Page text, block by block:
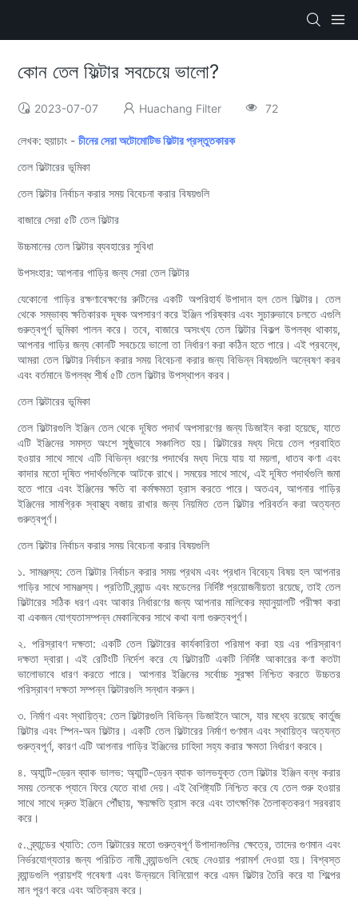
কোন তেল ফিল্টার সবচেয়ে ভালো?
2023-07-07 Huachang Filter 72
লেখক: হুয়াচাং -চীনের সেরা অটোমোটিভ ফিল্টার প্রস্তুতকারক
তেল ফিল্টারের ভূমিকা
তেল ফিল্টার নির্বাচন করার সময় বিবেচনা করার বিষয়গুলি
বাজারে সেরা ৫টি তেল ফিল্টার
উচ্চমানের তেল ফিল্টার ব্যবহারের সুবিধা
উপসংহার: আপনার গাড়ির জন্য সেরা তেল ফিল্টার
যেকোনো গাড়ির রক্ষণাবেক্ষণের রুটিনের একটি অপরিহার্য উপাদান হল তেল ফিল্টার। তেল
থেকে সম্ভাব্য ক্ষতিকারক দূষক অপসারণ করে ইঞ্জিন পরিষ্কার এবং সুচারুভাবে চলতে এগুলি
গুরুত্বপূর্ণ ভূমিকা পালন করে। তবে, বাজারে অসংখ্য তেল ফিল্টার বিকল্প উপলব্ধ থাকায়,
আপনার গাড়ির জন্য কোনটি সবচেয়ে ভালো তা নির্ধারণ করা কঠিন হতে পারে। এই প্রবন্ধে,
আমরা তেল ফিল্টার নির্বাচন করার সময় বিবেচনা করার জন্য বিভিন্ন বিষয়গুলি অন্বেষণ করব
এবং বর্তমানে উপলব্ধ শীর্ষ ৫টি তেল ফিল্টার উপস্থাপন করব।
তেল ফিল্টারের ভূমিকা
তেল ফিল্টারগুলি ইঞ্জিন তেল থেকে দূষিত পদার্থ অপসারণের জন্য ডিজাইন করা হয়েছে, যাতে
এটি ইঞ্জিনের সমস্ত অংশে সুষ্ঠুভাবে সঞ্চালিত হয়। ফিল্টারের মধ্য দিয়ে তেল প্রবাহিত
হওয়ার সাথে সাথে এটি বিভিন্ন ধরণের পদার্থের মধ্য দিয়ে যায় যা ময়লা, ধাতব কণা এবং
কাদার মতো দূষিত পদার্থগুলিকে আটকে রাখে। সময়ের সাথে সাথে, এই দূষিত পদার্থগুলি জমা
হতে পারে এবং ইঞ্জিনের ক্ষতি বা কর্মক্ষমতা হ্রাস করতে পারে। অতএব, আপনার গাড়ির
ইঞ্জিনের সামগ্রিক স্বাস্থ্য বজায় রাখার জন্য নিয়মিত তেল ফিল্টার পরিবর্তন করা অত্যন্ত
গুরুত্বপূর্ণ।
তেল ফিল্টার নির্বাচন করার সময় বিবেচনা করার বিষয়গুলি
১. সামঞ্জস্য: তেল ফিল্টার নির্বাচন করার সময় প্রথম এবং প্রধান বিবেচ্য বিষয় হল আপনার
গাড়ির সাথে সামঞ্জস্য। প্রতিটি ব্র্যান্ড এবং মডেলের নির্দিষ্ট প্রয়োজনীয়তা রয়েছে, তাই তেল
ফিল্টারের সঠিক ধরণ এবং আকার নির্ধারণের জন্য আপনার মালিকের ম্যানুয়ালটি পরীক্ষা করা
বা একজন যোগ্যতাসম্পন্ন মেকানিকের সাথে কথা বলা গুরুত্বপূর্ণ।
২. পরিস্রাবণ দক্ষতা: একটি তেল ফিল্টারের কার্যকারিতা পরিমাপ করা হয় এর পরিস্রাবণ
দক্ষতা দ্বারা। এই রেটিংটি নির্দেশ করে যে ফিল্টারটি একটি নির্দিষ্ট আকারের কণা কতটা
ভালোভাবে ধারণ করতে পারে। আপনার ইঞ্জিনের সর্বোচ্চ সুরক্ষা নিশ্চিত করতে উচ্চতর
পরিস্রাবণ দক্ষতা সম্পন্ন ফিল্টারগুলি সন্ধান করুন।
৩. নির্মাণ এবং স্থায়িত্ব: তেল ফিল্টারগুলি বিভিন্ন ডিজাইনে আসে, যার মধ্যে রয়েছে কার্তুজ
ফিল্টার এবং স্পিন-অন ফিল্টার। একটি তেল ফিল্টারের নির্মাণ গুণমান এবং স্থায়িত্ব অত্যন্ত
গুরুত্বপূর্ণ, কারণ এটি আপনার গাড়ির ইঞ্জিনের চাহিদা সহ্য করার ক্ষমতা নির্ধারণ করবে।
৪. অ্যান্টি-ড্রেন ব্যাক ভালভ: অ্যান্টি-ড্রেন ব্যাক ভালভযুক্ত তেল ফিল্টার ইঞ্জিন বন্ধ করার
সময় তেলকে প্যানে ফিরে যেতে বাধা দেয়। এই বৈশিষ্ট্যটি নিশ্চিত করে যে তেল শুরু হওয়ার
সাথে সাথে দ্রুত ইঞ্জিনে পৌঁছায়, ক্ষয়ক্ষতি হ্রাস করে এবং তাৎক্ষণিক তৈলাক্তকরণ সরবরাহ
করে।
৫. ব্র্যান্ডের খ্যাতি: তেল ফিল্টারের মতো গুরুত্বপূর্ণ উপাদানগুলির ক্ষেত্রে, তাদের গুণমান এবং
নির্ভরযোগ্যতার জন্য পরিচিত নামী ব্র্যান্ডগুলি বেছে নেওয়ার পরামর্শ দেওয়া হয়। বিশ্বস্ত
ব্র্যান্ডগুলি প্রায়শই গবেষণা এবং উন্নয়নে বিনিয়োগ করে এমন ফিল্টার তৈরি করে যা শিল্পের
মান পূরণ করে এবং অতিক্রম করে।